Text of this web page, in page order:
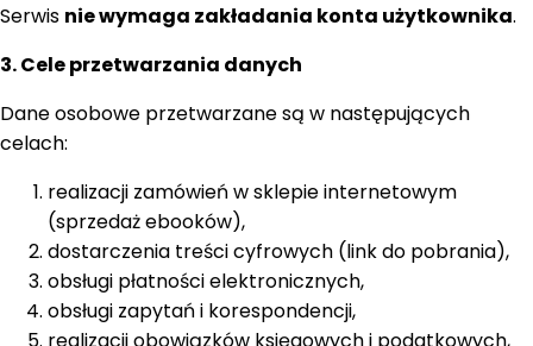
Serwis nie wymaga zakładania konta użytkownika.
3. Cele przetwarzania danych
Dane osobowe przetwarzane są w następujących
celach:
realizacji zamówień w sklepie internetowym
(sprzedaż ebooków),
dostarczenia treści cyfrowych (link do pobrania),
obsługi płatności elektronicznych,
obsługi zapytań i korespondencji,
realizacji obowiązków księgowych i podatkowych,